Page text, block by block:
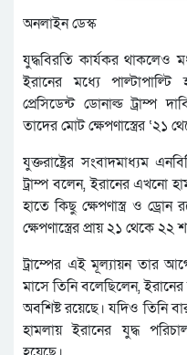
অনলাইন ডেস্ক
যুদ্ধবিরতি কার্যকর থাকলেও
ইরানের মধ্যে
প্রেসিডেন্ট ডোনাল্ড ট্রাম্প
তাদের মোট ক্ষেপণাস্ত্রের ‘২১
যুক্তরাষ্ট্রের সংবাদমাধ্যম
ট্রাম্প বলেন, ইরানের এখনো
হাতে কিছু ক্ষেপণাস্ত্র ও
ক্ষেপণাস্ত্রের প্রায় ২১ থেকে
ট্রাম্পের এই মূল্যায়ন তার
মাসে তিনি বলেছিলেন, ইরানের
অবশিষ্ট রয়েছে। যদিও তিনি
হামলায় ইরানের যুদ্ধ